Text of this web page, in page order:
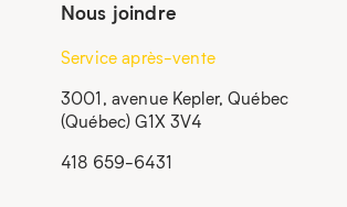
Nous joindre
Service après-vente
3001, avenue Kepler, Québec
(Québec) G1X 3V4
418 659-6431